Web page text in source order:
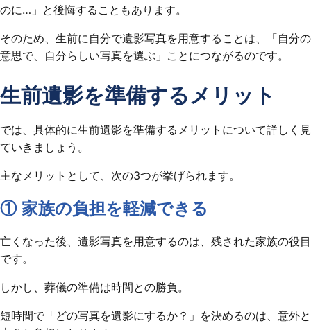
のに…」と後悔することもあります。
そのため、生前に自分で遺影写真を用意することは、「自分の
意思で、自分らしい写真を選ぶ」ことにつながるのです。
生前遺影を準備するメリット
では、具体的に生前遺影を準備するメリットについて詳しく見
ていきましょう。
主なメリットとして、次の3つが挙げられます。
① 家族の負担を軽減できる
亡くなった後、遺影写真を用意するのは、残された家族の役目
です。
しかし、葬儀の準備は時間との勝負。
短時間で「どの写真を遺影にするか？」を決めるのは、意外と